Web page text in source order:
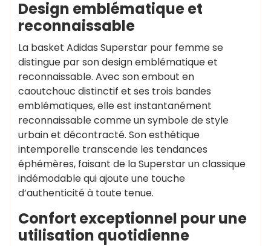
Design emblématique et
reconnaissable
La basket Adidas Superstar pour femme se
distingue par son design emblématique et
reconnaissable. Avec son embout en
caoutchouc distinctif et ses trois bandes
emblématiques, elle est instantanément
reconnaissable comme un symbole de style
urbain et décontracté. Son esthétique
intemporelle transcende les tendances
éphémères, faisant de la Superstar un classique
indémodable qui ajoute une touche
d’authenticité à toute tenue.
Confort exceptionnel pour une
utilisation quotidienne